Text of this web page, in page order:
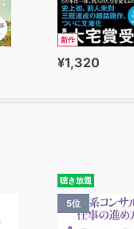
新作
¥1,320
聴き放題
5位